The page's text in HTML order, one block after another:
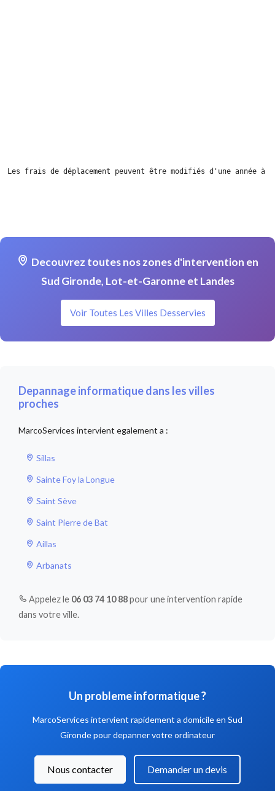
Les frais de déplacement peuvent être modifiés d'une année à
Decouvrez toutes nos zones d'intervention en
Sud Gironde, Lot-et-Garonne et Landes
Voir Toutes Les Villes Desservies
Depannage informatique dans les villes
proches
MarcoServices intervient egalement a :
Sillas
Sainte Foy la Longue
Saint Sève
Saint Pierre de Bat
Aillas
Arbanats
Appelez le 06 03 74 10 88pour une intervention rapide
dans votre ville.
Un probleme informatique ?
MarcoServices intervient rapidement a domicile en Sud
Gironde pour depanner votre ordinateur
Nous contacter Demander un devis